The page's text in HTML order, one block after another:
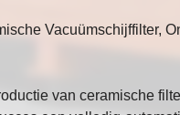
Vacuümschijffilter,
van ceramische